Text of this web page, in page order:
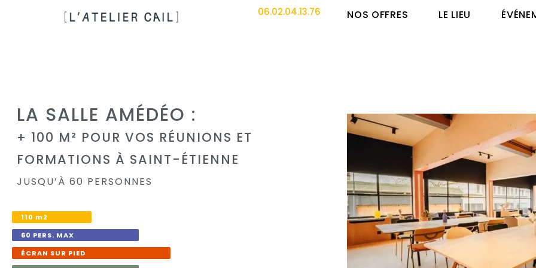
06.02.04.13.76 NOS OFFRES LE LIEU
LA SALLE AMÉDÉO :
+ 100 M² POUR VOS RÉUNIONS ET
FORMATIONS À SAINT-ÉTIENNE
JUSQU’À 60 PERSONNES
110 m2
60 PERS. MAX
ÉCRAN SUR PIED